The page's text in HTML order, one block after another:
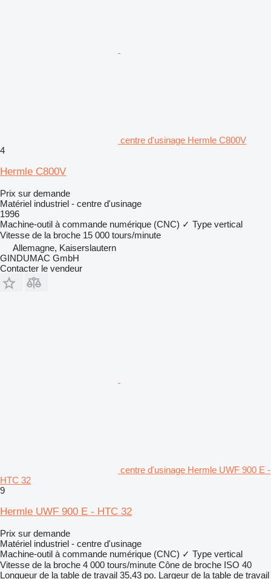
centre d'usinage Hermle C800V
4
Hermle C800V
Prix sur demande
Matériel industriel - centre d'usinage
1996
Machine-outil à commande numérique (CNC) ✓ Type vertical
Vitesse de la broche 15 000 tours/minute
Allemagne, Kaiserslautern
GINDUMAC GmbH
Contacter le vendeur
centre d'usinage Hermle UWF 900 E -
HTC 32
9
Hermle UWF 900 E - HTC 32
Prix sur demande
Matériel industriel - centre d'usinage
Machine-outil à commande numérique (CNC) ✓ Type vertical
Vitesse de la broche 4 000 tours/minute Cône de broche ISO 40
Longueur de la table de travail 35,43 po. Largeur de la table de travail